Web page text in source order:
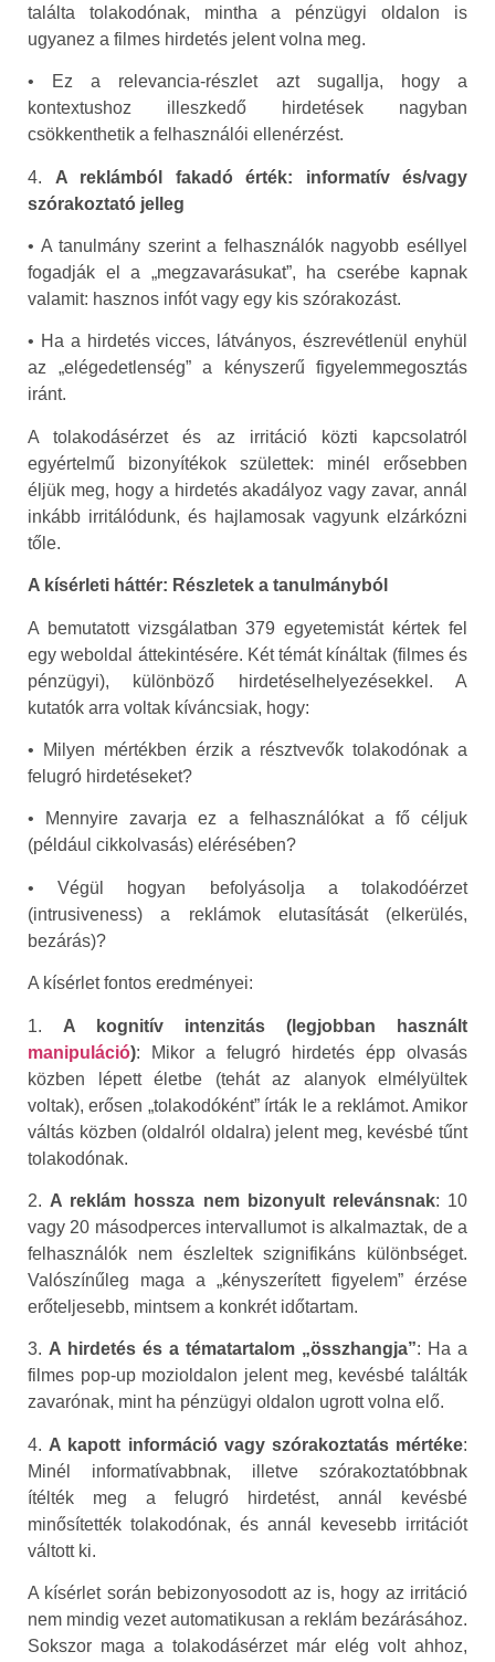
találta tolakodónak, mintha a pénzügyi oldalon is
ugyanez a filmes hirdetés jelent volna meg.
• Ez a relevancia-részlet azt sugallja, hogy a
kontextushoz illeszkedő hirdetések nagyban
csökkenthetik a felhasználói ellenérzést.
4. A reklámból fakadó érték: informatív és/vagy
szórakoztató jelleg
• A tanulmány szerint a felhasználók nagyobb eséllyel
fogadják el a „megzavarásukat”, ha cserébe kapnak
valamit: hasznos infót vagy egy kis szórakozást.
• Ha a hirdetés vicces, látványos, észrevétlenül enyhül
az „elégedetlenség” a kényszerű figyelemmegosztás
iránt.
A tolakodásérzet és az irritáció közti kapcsolatról
egyértelmű bizonyítékok születtek: minél erősebben
éljük meg, hogy a hirdetés akadályoz vagy zavar, annál
inkább irritálódunk, és hajlamosak vagyunk elzárkózni
tőle.
A kísérleti háttér: Részletek a tanulmányból
A bemutatott vizsgálatban 379 egyetemistát kértek fel
egy weboldal áttekintésére. Két témát kínáltak (filmes és
pénzügyi), különböző hirdetéselhelyezésekkel. A
kutatók arra voltak kíváncsiak, hogy:
• Milyen mértékben érzik a résztvevők tolakodónak a
felugró hirdetéseket?
• Mennyire zavarja ez a felhasználókat a fő céljuk
(például cikkolvasás) elérésében?
• Végül hogyan befolyásolja a tolakodóérzet
(intrusiveness) a reklámok elutasítását (elkerülés,
bezárás)?
A kísérlet fontos eredményei:
1. A kognitív intenzitás (legjobban használt
manipuláció): Mikor a felugró hirdetés épp olvasás
közben lépett életbe (tehát az alanyok elmélyültek
voltak), erősen „tolakodóként” írták le a reklámot. Amikor
váltás közben (oldalról oldalra) jelent meg, kevésbé tűnt
tolakodónak.
2. A reklám hossza nem bizonyult relevánsnak: 10
vagy 20 másodperces intervallumot is alkalmaztak, de a
felhasználók nem észleltek szignifikáns különbséget.
Valószínűleg maga a „kényszerített figyelem” érzése
erőteljesebb, mintsem a konkrét időtartam.
3. A hirdetés és a tématartalom „összhangja”: Ha a
filmes pop-up mozioldalon jelent meg, kevésbé találták
zavarónak, mint ha pénzügyi oldalon ugrott volna elő.
4. A kapott információ vagy szórakoztatás mértéke:
Minél informatívabbnak, illetve szórakoztatóbbnak
ítélték meg a felugró hirdetést, annál kevésbé
minősítették tolakodónak, és annál kevesebb irritációt
váltott ki.
A kísérlet során bebizonyosodott az is, hogy az irritáció
nem mindig vezet automatikusan a reklám bezárásához.
Sokszor maga a tolakodásérzet már elég volt ahhoz,